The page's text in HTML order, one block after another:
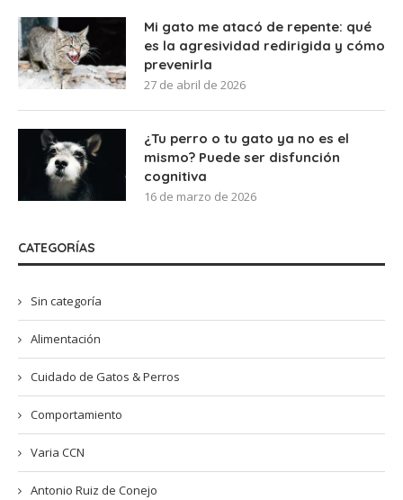
Mi gato me atacó de repente: qué
es la agresividad redirigida y cómo
prevenirla
27 de abril de 2026
¿Tu perro o tu gato ya no es el
mismo? Puede ser disfunción
cognitiva
16 de marzo de 2026
CATEGORÍAS
Sin categoría
Alimentación
Cuidado de Gatos & Perros
Comportamiento
Varia CCN
Antonio Ruiz de Conejo